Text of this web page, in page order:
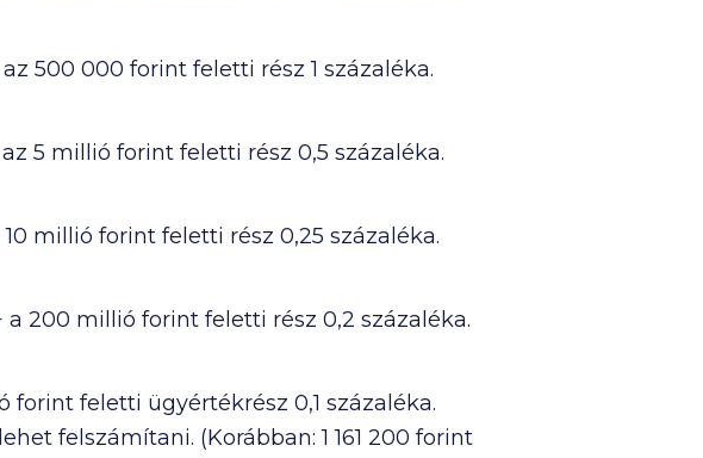
500 000 forint feletti rész 1 százaléka.
5 millió forint feletti rész 0,5 százaléka.
10 millió forint feletti rész 0,25 százaléka.
a 200 millió forint feletti rész 0,2 százaléka.
forint feletti ügyértékrész 0,1 százaléka.
felszámítani. (Korábban:1 161 200 forint